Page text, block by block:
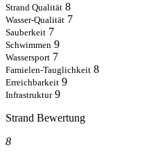
Strand Qualität 8
Wasser-Qualität 7
Sauberkeit 7
Schwimmen 9
Wassersport 7
Famielen-Tauglichkeit 8
Erreichbarkeit 9
Infrastruktur 9
Strand Bewertung
8